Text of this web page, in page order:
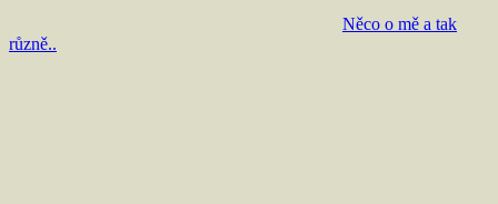
Něco o mě a tak
různě..